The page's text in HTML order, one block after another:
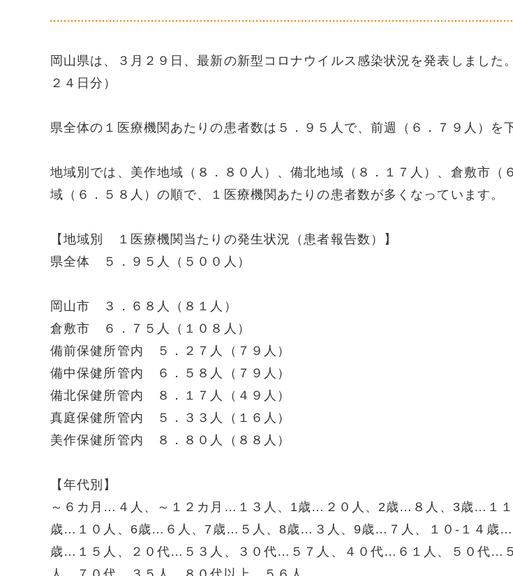
岡山県は、３月２９日、最新の新型コロナウイルス感染状況を発表しました
２４日分）
県全体の１医療機関あたりの患者数は５．９５人で、前週（６．７９人）を
地域別では、美作地域（８．８０人）、備北地域（８．１７人）、倉敷市（
域（６．５８人）の順で、１医療機関あたりの患者数が多くなっています。
【地域別 １医療機関当たりの発生状況（患者報告数）】
県全体 ５．９５人（５００人）
岡山市 ３．６８人（８１人）
倉敷市 ６．７５人（１０８人）
備前保健所管内 ５．２７人（７９人）
備中保健所管内 ６．５８人（７９人）
備北保健所管内 ８．１７人（４９人）
真庭保健所管内 ５．３３人（１６人）
美作保健所管内 ８．８０人（８８人）
【年代別】
～６カ月…４人、～１２カ月…１３人、1歳…２０人、2歳…８人、3歳…１
歳…１０人、6歳…６人、7歳…５人、8歳…３人、9歳…７人、１０-１４歳…
歳…１５人、２０代…５３人、３０代…５７人、４０代…６１人、５０代…